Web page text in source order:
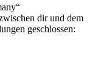
dir und dem
geschlossen: